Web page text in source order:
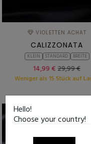
VIOLETTEN ACHAT
CALIZZONATA
KLEIN STANDARD BREITE
14,99 € 29,99 €
Weniger als 15 Stück auf
-50%
Hello!
Choose your country!